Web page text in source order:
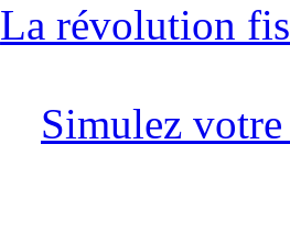
La révolution
Simulez